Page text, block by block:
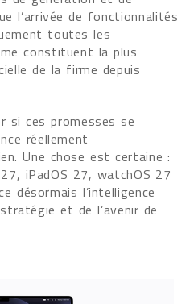
l’arrivée de fonctionnalités
toutes les
constituent la plus
de la firme depuis
si ces promesses se
réellement
Une chose est certaine :
iPadOS 27, watchOS 27
désormais l’intelligence
et de l’avenir de